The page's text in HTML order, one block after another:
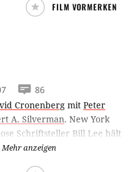
FILM VORMERKEN
86
Cronenberg mit Peter
A. Silverman. New York
Schriftsteller Bill Lee hält
über Wasser und
mit Drogen zu
Mehr anzeigen